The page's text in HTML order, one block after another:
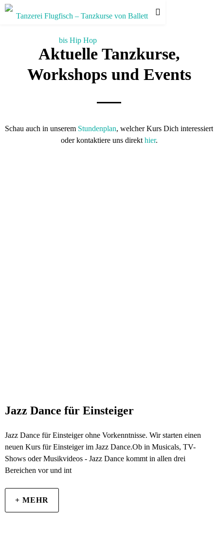
Aktuelle Tanzkurse,
Workshops und Events
Schau auch in unserem Stundenplan, welcher Kurs Dich interessiert
oder kontaktiere uns direkt hier.
Jazz Dance für Einsteiger
Jazz Dance für Einsteiger ohne Vorkenntnisse. Wir starten einen
neuen Kurs für Einsteiger im Jazz Dance.Ob in Musicals, TV-
Shows oder Musikvideos - Jazz Dance kommt in allen drei
Bereichen vor und int
+ MEHR